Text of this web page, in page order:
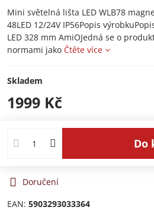
Mini světelná lišta LED WLB78
48LED 12/24V IP56Popis
LED 328 mm AmiOJedná se o
normami jako Čtěte více
Skladem
1999 Kč
Doručení
EAN: 5903293033364